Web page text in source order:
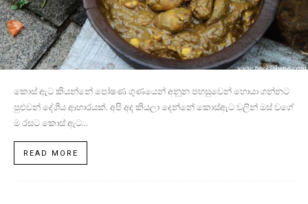
කොස් ඇට කියන්නේ පෝෂණ ගුණයෙන් අනූන පහසුවෙන් හොයා ගන්නට
පුළුවන් දේශීය ආහාරයක්. අපි අද කියලා දෙන්නේ කොස්ඇට වලින් මස් වගේ
ම රසට කොස් ඇට...
READ MORE